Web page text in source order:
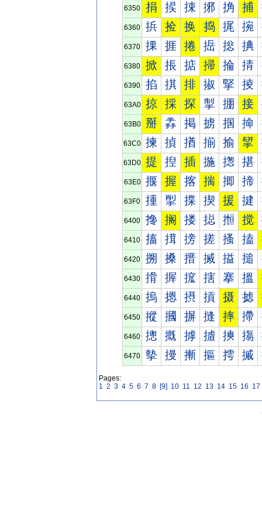
6350 捐 捑 捒 捓 捔 捕
6360 捠 捡 换 捣 捤 捥
6370 捰 捱 捲 捳 捴 捵
6380 掀 掁 掂 掃 掄 掅
6390 掐 掑 排 掓 掔 掕
63A0 掠 採 探 掣 掤 接
63B0 掰 掱 掲 掳 掴 掵
63C0 揀 揁 揂 揃 揄 揅
63D0 提 揑 插 揓 揔 揕
63E0 揠 握 揢 揣 揤 揥
63F0 揰 揱 揲 揳 援 揵
6400 搀 搁 搂 搃 搄 搅
6410 搐 搑 搒 搓 搔 搕
6420 搠 搡 搢 搣 搤 搥
6430 搰 搱 搲 搳 搴 搵
6440 摀 摁 摂 摃 摄 摅
6450 摐 摑 摒 摓 摔 摕
6460 摠 摡 摢 摣 摤 摥
6470 摰 摱 摲 摳 摴 摵
Pages:
1 2 3 4 5 6 7 8 [9] 10 11 12 13 14 15 16 17